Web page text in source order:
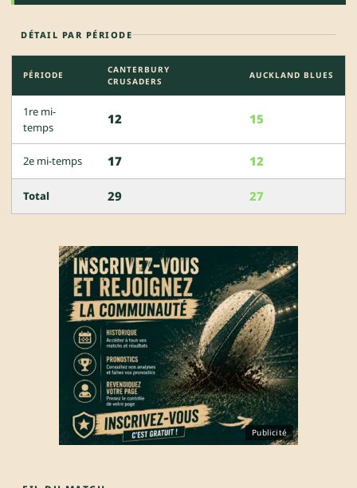
DÉTAIL PAR PÉRIODE
PÉRIODE
CANTERBURY
CRUSADERS
AUCKLAND BLUES
1re mi-
temps
12 15
2e mi-temps 17 12
Total 29 27
Publicité